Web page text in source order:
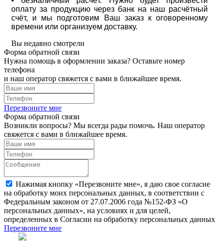
оплату за продукцию через банк на наш расчётный
счёт, и мы подготовим Ваш заказ к оговоренному
времени или организуем доставку.
Вы недавно смотрели
Форма обратной связи
Нужна помощь в оформлении заказа? Оставьте номер
телефона
и наш оператор свяжется с вами в ближайшее время.
Перезвоните мне
Форма обратной связи
Возникли вопросы? Мы всегда рады помочь. Наш оператор
свяжется с вами в ближайшее время.
Нажимая кнопку «Перезвоните мне», я даю свое согласие
на обработку моих персональных данных, в соответствии с
Федеральным законом от 27.07.2006 года №152-ФЗ «О
персональных данных», на условиях и для целей,
определенных в Согласии на обработку персональных данных
Перезвоните мне